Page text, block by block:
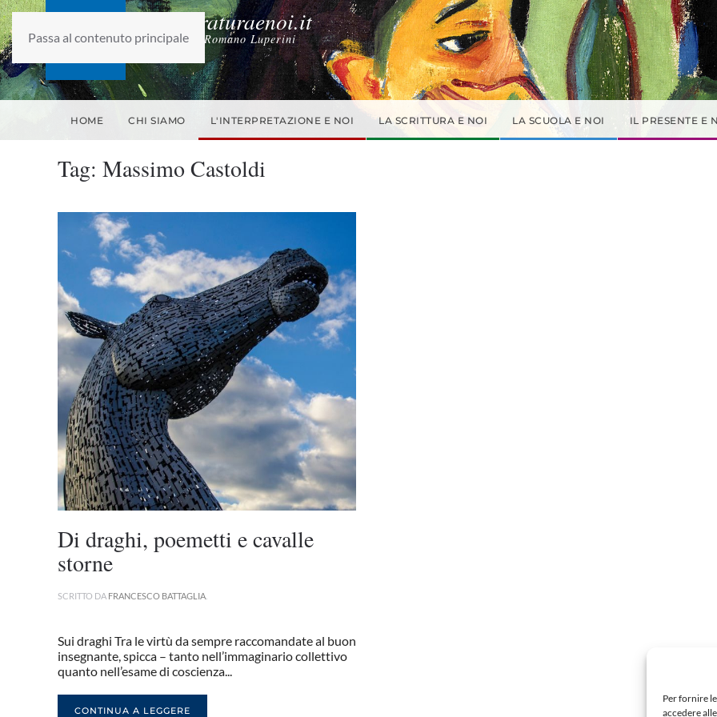
Per fornire
accedere
Passa al contenuto principale
laletteraturaenoi.it
fondato da Romano Luperini
HOME CHI SIAMO L'INTERPRETAZIONE E NOI LA SCRITTURA E NOI LA SCUOLA E NOI IL PRESENTE E
Tag: Massimo Castoldi
Di draghi, poemetti e cavalle
storne
SCRITTO DA FRANCESCO BATTAGLIA
Sui draghi Tra le virtù da sempre raccomandate al buon
insegnante, spicca – tanto nell’immaginario collettivo
quanto nell’esame di coscienza...
CONTINUA A LEGGERE